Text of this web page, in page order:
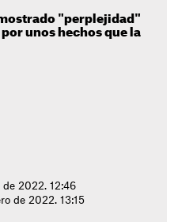
"perplejidad"
unos hechos que la
de 2022. 12:46
de 2022. 13:15